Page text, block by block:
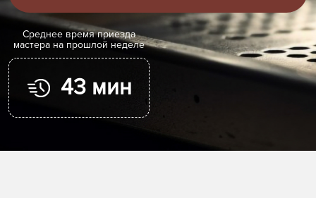
Cреднее время приезда
мастера на прошлой неделе
43 мин